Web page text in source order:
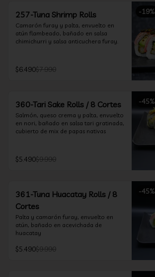
-19%
257-Tuna Shrimp Rolls
Camarón furay y palta, envuelto en
atún flambeado, bañado en salsa
chimichurri y salsa anticuchera furay.
$6.490$7.990
-45%
360-Tari Sake Rolls / 8 Cortes
Salmón, queso crema y palta, envuelto
en nori, bañado en salsa tari gratinada,
cubierto de mix de papas nativas
$5.490$9.990
-45%
361-Tuna Huacatay Rolls / 8
Cortes
Palta y camarón furay, envuelto en
atún, bañado en acevichada de
huacatay
$5.490$9.990